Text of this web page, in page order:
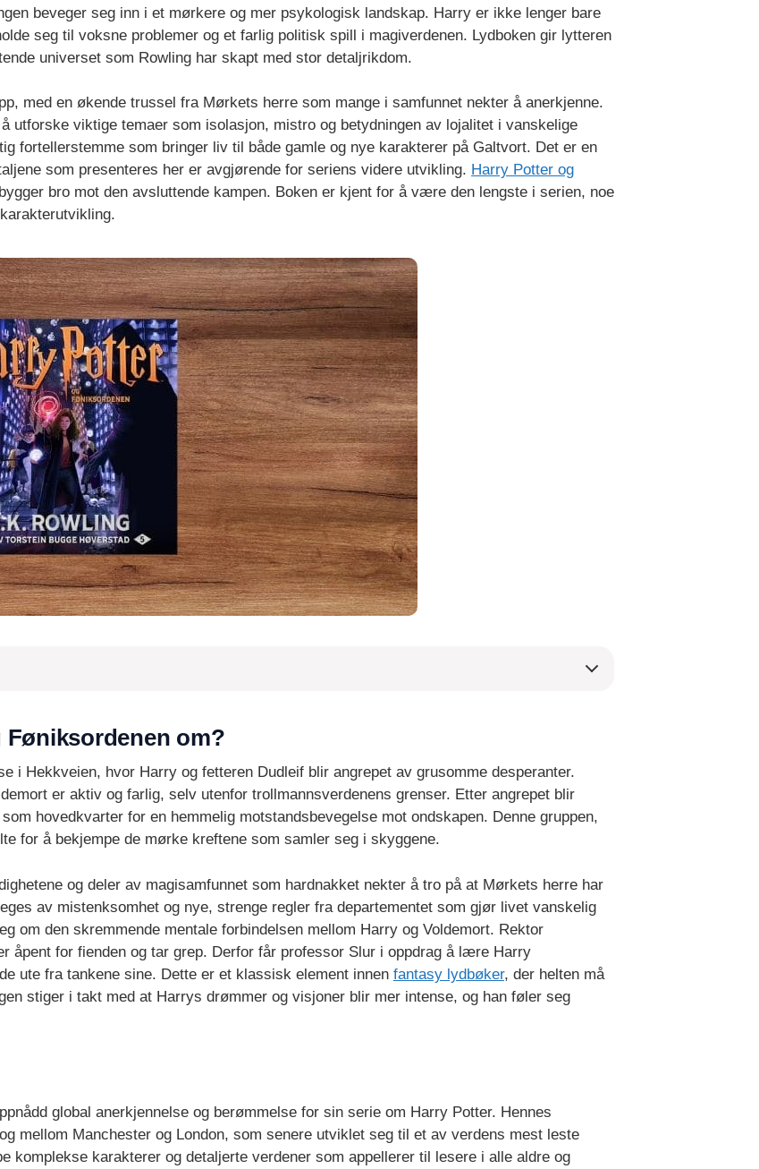
beveger seg inn i et mørkere og mer psykologisk landskap. Harry er ikke lenger bare
seg til voksne problemer og et farlig politisk spill i magiverdenen. Lydboken gir lytteren
universet som Rowling har skapt med stor detaljrikdom.
med en økende trussel fra Mørkets herre som mange i samfunnet nekter å anerkjenne.
utforske viktige temaer som isolasjon, mistro og betydningen av lojalitet i vanskelige
fortellerstemme som bringer liv til både gamle og nye karakterer på Galtvort. Det er en
som presenteres her er avgjørende for seriens videre utvikling. Harry Potter og
bro mot den avsluttende kampen. Boken er kjent for å være den lengste i serien, noe
Føniksordenen om?
i Hekkveien, hvor Harry og fetteren Dudleif blir angrepet av grusomme desperanter.
er aktiv og farlig, selv utenfor trollmannsverdenens grenser. Etter angrepet blir
hovedkvarter for en hemmelig motstandsbevegelse mot ondskapen. Denne gruppen,
for å bekjempe de mørke kreftene som samler seg i skyggene.
og deler av magisamfunnet som hardnakket nekter å tro på at Mørkets herre har
av mistenksomhet og nye, strenge regler fra departementet som gjør livet vanskelig
om den skremmende mentale forbindelsen mellom Harry og Voldemort. Rektor
åpent for fienden og tar grep. Derfor får professor Slur i oppdrag å lære Harry
ute fra tankene sine. Dette er et klassisk element innen fantasy lydbøker, der helten må
stiger i takt med at Harrys drømmer og visjoner blir mer intense, og han føler seg
global anerkjennelse og berømmelse for sin serie om Harry Potter. Hennes
mellom Manchester og London, som senere utviklet seg til et av verdens mest leste
komplekse karakterer og detaljerte verdener som appellerer til lesere i alle aldre og